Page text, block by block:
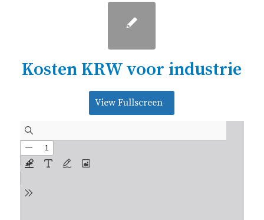
Kosten KRW voor industrie
View Fullscreen